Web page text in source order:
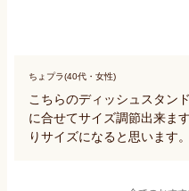
ちょプラ(40代・女性)
こちらのディッシュスタン
に合せてサイズ調節出来ま
りサイズになると思います。